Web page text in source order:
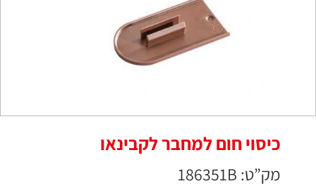
כיסוי חום למחבר לקבינאו
מק”ט: 186351B